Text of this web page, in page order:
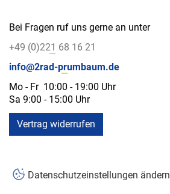
Bei Fragen ruf uns gerne an unter
+49 (0)221 68 16 21
info@2rad-prumbaum.de
Mo - Fr 10:00 - 19:00 Uhr
Sa 9:00 - 15:00 Uhr
Vertrag widerrufen
Datenschutzeinstellungen ändern